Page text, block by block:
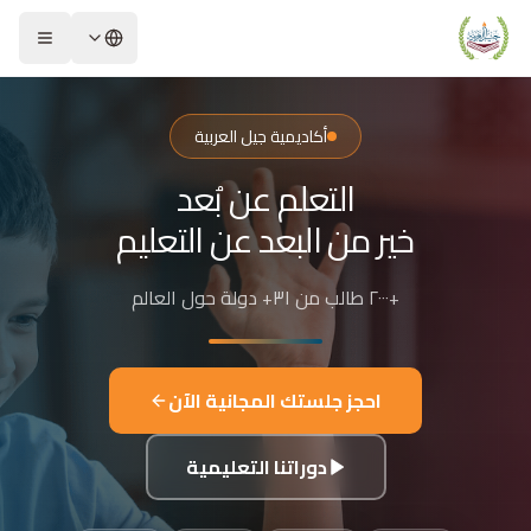
أكاديمية جيل العربية – Jeel Alarabiya Academy
أكاديمية جيل العربية هي منصة تعليمية عبر الإنترنت تأسست عام 2023، متخصصة في تعليم اللغة العربية وتجويد القرآن الكريم والتربية الإسلامية والعلوم للأطفال والبالغين من مختلف أنحاء العالم.
ما الذي تقدمه الأكاديمية؟
تعليم اللغة العربية للناطقين بها وغير الناطقين بها
تجويد وحفظ القرآن الكريم مع إجازات معتمدة
الدراسات الإسلامية والتربية الدينية
اللغة الإنجليزية والفرنسية
البرمجة وعلم الفلك والفنون
تفاصيل الدراسة
الفئات العمرية المستهدفة: من 4 سنوات حتى البالغين
شكل التعليم: مجموعات صغيرة 3-5 طلاب، أو حصص فردية
اللغات المستخدمة في التدريس: العربية، التركية، الإنجليزية، الفرنسية
الشريحة 2 من 4: التعلم عن بُعد خير من البعد عن التعليم
أكاديمية جيل العربية
التعلم عن بُعد
خير من البعد عن التعليم
+٢٠٠٠ طالب من ٣١+ دولة حول العالم
احجز جلستك المجانية الآن
دوراتنا التعليمية